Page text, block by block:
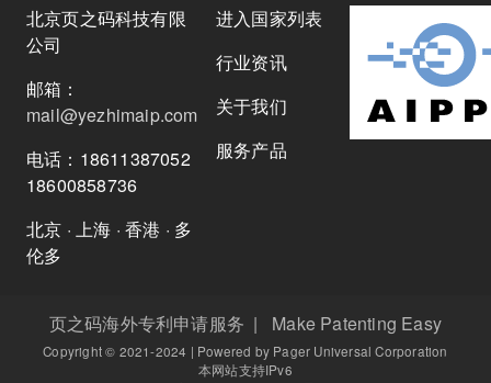
北京页之码科技有限
公司
邮箱：
mail@yezhimaip.com
电话：18611387052
18600858736
北京 · 上海 · 香港 · 多
伦多
进入国家列表
行业资讯
关于我们
服务产品
页之码海外专利申请服务 | Make Patenting Easy
Copyright © 2021-2024 | Powered by Pager Universal Corporation
本网站支持IPv6